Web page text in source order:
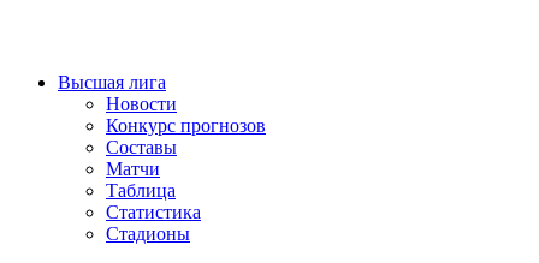
Высшая лига
Новости
Конкурс прогнозов
Составы
Матчи
Таблица
Статистика
Стадионы